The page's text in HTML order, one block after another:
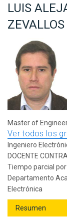
LUIS
ZEVALLOS
Master of
Ver todos los
Ingeniero
DOCENTE
Tiempo parcial
Departamento
Electrónica